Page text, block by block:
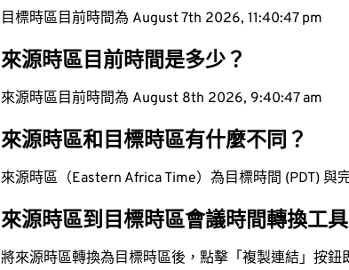
目標時區目前時間為 August 7th 2026, 11:40:47 pm
來源時區目前時間是多少？
來源時區目前時間為 August 8th 2026, 9:40:47 am
來源時區和目標時區有什麼不同？
來源時區（Eastern Africa Time）為目標時間 (PDT) 與
來源時區到目標時區會議時間轉換工具
將來源時區轉換為目標時區後，點擊「複製連結」按